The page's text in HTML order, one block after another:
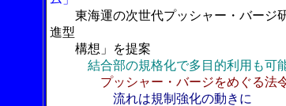
東海運の次世代プッシャー・バージ
進型
構想」を提案
結合部の規格化で多目的利用も可
プッシャー・バージをめぐる法
流れは規制強化の動きに